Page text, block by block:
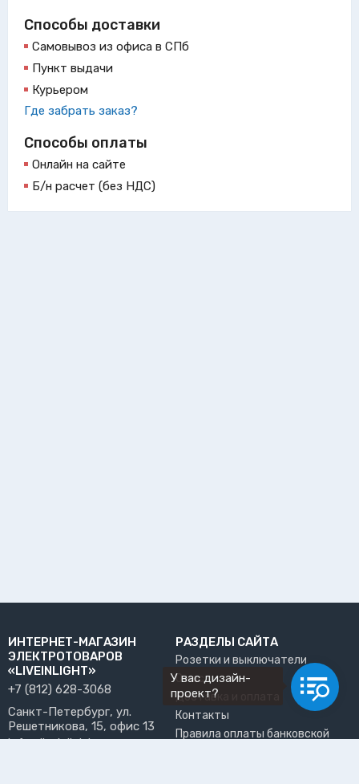
Способы доставки
Самовывоз из офиса в СПб
Пункт выдачи
Курьером
Где забрать заказ?
Способы оплаты
Онлайн на сайте
Б/н расчет (без НДС)
ИНТЕРНЕТ-МАГАЗИН
ЭЛЕКТРОТОВАРОВ
«LIVEINLIGHT»
+7 (812) 628-3068
Санкт-Петербург, ул.
Решетникова, 15, офис 13
info@liveinlight.ru
РАЗДЕЛЫ САЙТА
Розетки и выключатели
О нас
Доставка и оплата
Контакты
Правила оплаты банковской
У вас дизайн-
проект?